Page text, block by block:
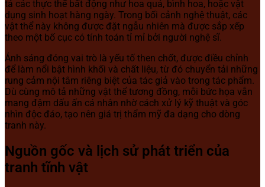
tả các thực thể bất động như hoa quả, bình hoa, hoặc vật
dụng sinh hoạt hàng ngày. Trong bối cảnh nghệ thuật, các
vật thể này không được đặt ngẫu nhiên mà được sắp xếp
theo một bố cục có tính toán tỉ mỉ bởi người nghệ sĩ.
Ánh sáng đóng vai trò là yếu tố then chốt, được điều chỉnh
để làm nổi bật hình khối và chất liệu, từ đó chuyển tải những
rung cảm nội tâm riêng biệt của tác giả vào trong tác phẩm.
Dù cùng mô tả những vật thể tương đồng, mỗi bức họa vẫn
mang đậm dấu ấn cá nhân nhờ cách xử lý kỹ thuật và góc
nhìn độc đáo, tạo nên giá trị thẩm mỹ đa dạng cho dòng
tranh này.
Nguồn gốc và lịch sử phát triển của
tranh tĩnh vật